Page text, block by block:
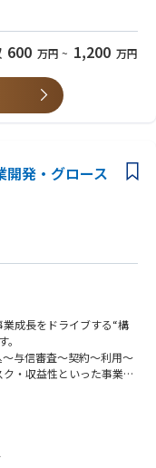
てきているため、必ずし
消するために、一部no-co
行われており、内製シス
パフォーマンスを発揮で
ーによる開発生産性の低
、データ管理の複雑性
拡大・成長を支える全社
して頂きます。
ブラッシュアップ
技術戦略の策定と、全体
の開発と、現行システム
設計および構築
が個人レベルで整ってい
は0.1%以下と信用を蓄積
慢性的に不足させていま
課題の解決を通じて、モビ
き、暮らしを豊かにでき
ト運用になっており、オ
しています。
にして開発が行われてお
だけではない、AIなどを
ります。
600 万円 ~ 1,200 万円
開発・グロース
成長をドライブする“構
与信審査〜契約〜利用〜
・収益性といった事業全
、事業がもう一段伸びる
せん。ご経験・志向に応
げていきます。